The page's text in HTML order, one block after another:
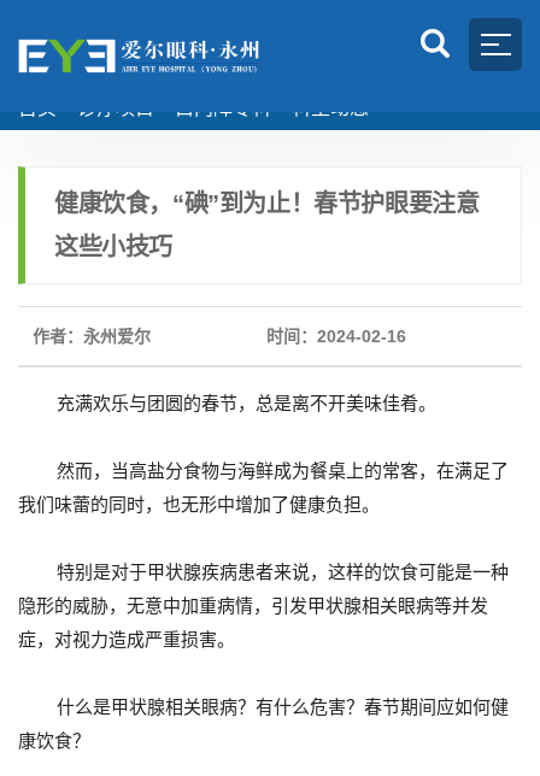
首页 诊疗项目 白内障专科 科室动态
健康饮食，“碘”到为止！春节护眼要注意
这些小技巧
作者：永州爱尔 时间：2024-02-16
充满欢乐与团圆的春节，总是离不开美味佳肴。
然而，当高盐分食物与海鲜成为餐桌上的常客，在满足了
我们味蕾的同时，也无形中增加了健康负担。
特别是对于甲状腺疾病患者来说，这样的饮食可能是一种
隐形的威胁，无意中加重病情，引发甲状腺相关眼病等并发
症，对视力造成严重损害。
什么是甲状腺相关眼病？有什么危害？春节期间应如何健
康饮食？